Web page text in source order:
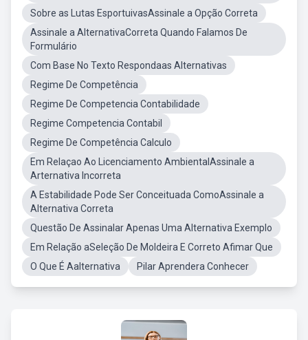
Sobre as Lutas EsportuivasAssinale a Opção Correta
Assinale a AlternativaCorreta Quando Falamos De
Formulário
Com Base No Texto Respondaas Alternativas
Regime De Competência
Regime De Competencia Contabilidade
Regime Competencia Contabil
Regime De Competência Calculo
Em Relaçao Ao Licenciamento AmbientalAssinale a
Arternativa Incorreta
A Estabilidade Pode Ser Conceituada ComoAssinale a
Alternativa Correta
Questão De Assinalar Apenas Uma Alternativa Exemplo
Em Relação aSeleção De Moldeira E Correto Afimar Que
O Que É Aalternativa
Pilar Aprendera Conhecer